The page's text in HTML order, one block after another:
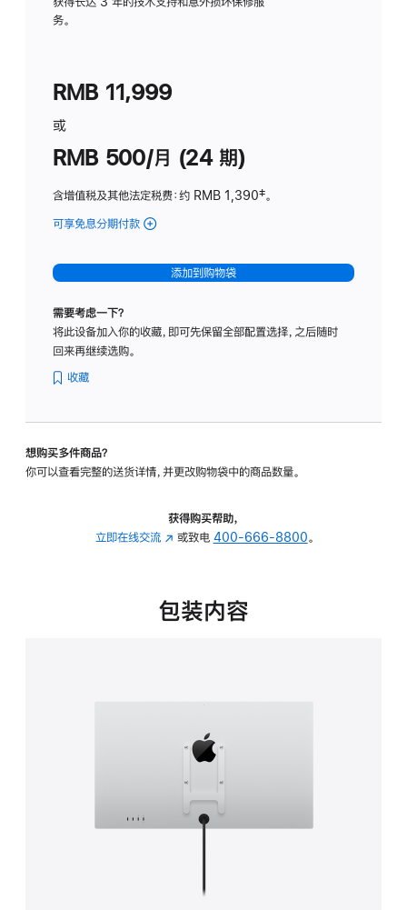
务。
RMB 11,999
或
RMB 500/月 (24 期)
含增值税及其他法定税费：约 RMB 1,390脚
‡。
可享免息分期付款 (Studio
-
标
璃
转
的
添加到购物袋
需要考虑一下？
将此设备加入你的收藏，即可先保留全部配置选择，之后随时
回来再继续选购。
收藏
想购买多件商品？
你可以查看完整的送货详情，并更改购物袋中的商品数量。
获得购买帮助，
立即在线交流 (在
中
或致电 400-666-8800。
包装内容